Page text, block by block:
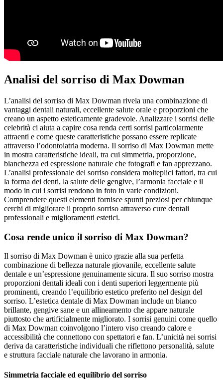
Analisi del sorriso di Max Dowman
L’analisi del sorriso di Max Dowman rivela una combinazione di
vantaggi dentali naturali, eccellente salute orale e proporzioni che
creano un aspetto esteticamente gradevole. Analizzare i sorrisi delle
celebrità ci aiuta a capire cosa renda certi sorrisi particolarmente
attraenti e come queste caratteristiche possano essere replicate
attraverso l’odontoiatria moderna. Il sorriso di Max Dowman mette
in mostra caratteristiche ideali, tra cui simmetria, proporzione,
bianchezza ed espressione naturale che fotografi e fan apprezzano.
L’analisi professionale del sorriso considera molteplici fattori, tra cui
la forma dei denti, la salute delle gengive, l’armonia facciale e il
modo in cui i sorrisi rendono in foto in varie condizioni.
Comprendere questi elementi fornisce spunti preziosi per chiunque
cerchi di migliorare il proprio sorriso attraverso cure dentali
professionali e miglioramenti estetici.
Cosa rende unico il sorriso di Max Dowman?
Il sorriso di Max Dowman è unico grazie alla sua perfetta
combinazione di bellezza naturale giovanile, eccellente salute
dentale e un’espressione genuinamente sicura. Il suo sorriso mostra
proporzioni dentali ideali con i denti superiori leggermente più
prominenti, creando l’equilibrio estetico preferito nel design del
sorriso. L’estetica dentale di Max Dowman include un bianco
brillante, gengive sane e un allineamento che appare naturale
piuttosto che artificialmente migliorato. I sorrisi genuini come quello
di Max Dowman coinvolgono l’intero viso creando calore e
accessibilità che connettono con spettatori e fan. L’unicità nei sorrisi
deriva da caratteristiche individuali che riflettono personalità, salute
e struttura facciale naturale che lavorano in armonia.
Simmetria facciale ed equilibrio del sorriso